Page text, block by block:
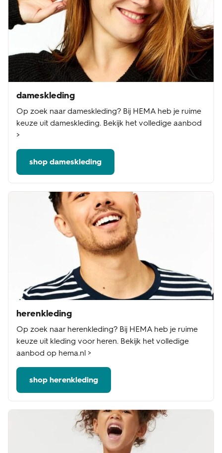
dameskleding
Op zoek naar dameskleding? Bij HEMA heb je ruime
keuze uit dameskleding. Bekijk het volledige aanbod
>
shop dameskleding
herenkleding
Op zoek naar herenkleding? Bij HEMA heb je ruime
keuze uit kleding voor heren. Bekijk het volledige
aanbod op hema.nl >
shop herenkleding